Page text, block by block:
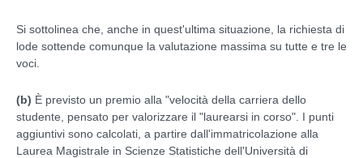
Si sottolinea che, anche in quest'ultima situazione, la richiesta di
lode sottende comunque la valutazione massima su tutte e tre le
voci.
(b) È previsto un premio alla "velocità della carriera dello
studente, pensato per valorizzare il "laurearsi in corso". I punti
aggiuntivi sono calcolati, a partire dall'immatricolazione alla
Laurea Magistrale in Scienze Statistiche dell'Università di